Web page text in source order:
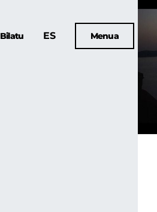
Bilatu ES Menua